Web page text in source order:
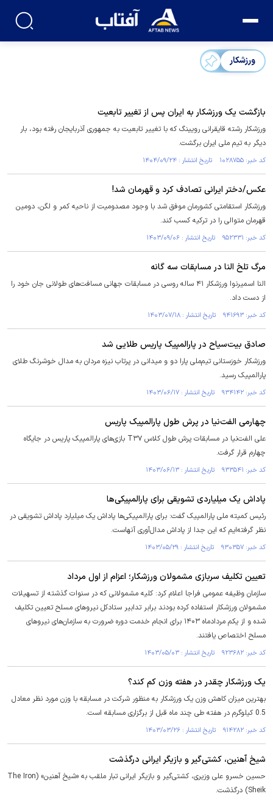
ورزشکار
بازگشت یک ورزشکار به ایران پس از تغییر تابعیت
ورزشکار رشته قایقرانی رویینگ که با تغییر تابعیت به جمهوری آذربایجان رفته بود، بار
دیگر به تیم ملی ایران برگشت.
کد خبر: ۱۰۲۸۷۵۵ تاریخ انتشار : ۱۴۰۴/۰۹/۲۴
عکس/دختر ایرانی تصادف کرد و قهرمان شد!
ورزشکار استقامتی کشورمان موفق شد با وجود مصدومیت از ناحیه کمر و لگن، دومین
قهرمان متوالی را در ترکیه کسب کند.
کد خبر: ۹۵۲۳۳۱ تاریخ انتشار : ۱۴۰۳/۰۹/۰۶
مرگ تلخ النا در مسابقات سه گانه
النا اسمیرنوا ورزشکار ۴۱ ساله روسی در مسابقات جهانی مسافت‌های طولانی جان خود را
از دست داد.
کد خبر: ۹۴۱۶۹۳ تاریخ انتشار : ۱۴۰۳/۰۷/۱۸
صادق بیت‌سیاح در پارالمپیک پاریس طلایی شد
ورزشکار خوزستانی تیم‌ملی پارا دو و میدانی در پرتاب نیزه مردان به مدال خوشرنگ طلای
پارالمپیک رسید.
کد خبر: ۹۳۴۱۴۲ تاریخ انتشار : ۱۴۰۳/۰۶/۱۷
چهارمی الفت‌نیا در پرش طول پارالمپیک پاریس
علی الفت‌نیا در مسابقات پرش طول کلاس T۳۷ بازی‌های پارالمپیک پاریس در جایگاه
چهارم قرار گرفت.
کد خبر: ۹۳۳۵۴۱ تاریخ انتشار : ۱۴۰۳/۰۶/۱۳
پاداش یک میلیاردی تشویقی برای پارالمپیکی‌ها
رئیس کمیته ملی پارالمپیک گفت: برای پارالمپیکی‌ها پاداش یک میلیارد پاداش تشویقی در
نظر گرفته‌ایم که این جدا از پاداش مدال‌آوری آنهاست.
کد خبر: ۹۳۰۳۵۷ تاریخ انتشار : ۱۴۰۳/۰۵/۲۹
تعیین تکلیف سربازی مشمولان ورزشکار؛ اعزام از اول مرداد
سازمان وظیفه عمومی فراجا اعلام کرد: کلیه مشمولانی که در سنوات گذشته از تسهیلات
مشمولان ورزشکار استفاده کرده بودند برابر تدابیر ستادکل نیرو‌های مسلح تعیین تکلیف
شده و از یکم مردادماه ۱۴۰۳ برای انجام خدمت دوره ضرورت به سازمان‌های نیرو‌های
مسلح اختصاص یافتند.
کد خبر: ۹۲۳۶۸۲ تاریخ انتشار : ۱۴۰۳/۰۵/۰۳
یک ورزشکار چقدر در هفته وزن کم کند؟
بهترین میزان کاهش وزن یک ورزشکار به منظور شرکت در مسابقه با وزن مورد نظر معادل
0.5 کیلوگرم در هفته طی چند ماه قبل از برگزاری مسابقه است.
کد خبر: ۹۱۴۲۸۲ تاریخ انتشار : ۱۴۰۳/۰۳/۲۶
شیخ آهنین، کشتی‌گیر و بازیگر ایرانی درگذشت
حسین خسرو علی وزیری، کشتی‌گیر و بازیگر ایرانی تبار ملقب به «شیخ آهنین» (The Iron
Sheik) درگذشت.